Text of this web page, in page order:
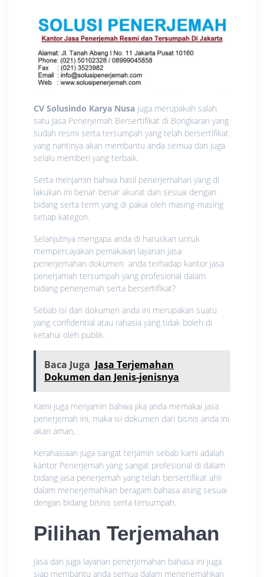
CV Solusindo Karya Nusa juga merupakah salah
satu Jasa Penerjemah Bersertifikat di Bongkaran yang
sudah resmi serta tersumpah yang telah bersertifikat
yang nantinya akan membantu anda semua dan juga
selalu memberi yang terbaik.
Serta menjamin bahwa hasil penerjemahan yang di
lakukan ini benar-benar akurat dan sesuai dengan
bidang serta term yang di pakai oleh masing-masing
setiap kategori.
Selanjutnya mengapa anda di haruskan untuk
mempercayakan pemakaian layanan jasa
penerjemahan dokumen anda terhadap kantor jasa
penerjamah tersumpah yang profesional dalam
bidang penerjemah serta bersertifikat?
Sebab isi dari dokumen anda ini merupakan suatu
yang confidential atau rahasia yang tidak boleh di
ketahui oleh publik.
Baca Juga Jasa Terjemahan
Dokumen dan Jenis-jenisnya
Kami juga menjamin bahwa jika anda memakai jasa
penerjemah ini, maka isi dokumen dari bisnis anda ini
akan aman,
Kerahasiaan juga sangat terjamin sebab kami adalah
kantor Penerjemah yang sangat profesional di dalam
bidang jasa penerjemah yang telah bersertifikat ahli
dalam menerjemahkan beragam bahasa asing sesuai
dengan bidang bisnis serta tersumpah.
Pilihan Terjemahan
Jasa dan juga layanan penerjemahan bahasa ini juga
siap membantu anda semua dalam menerjemahkan